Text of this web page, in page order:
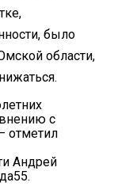
было
области,
с
отметил
Андрей